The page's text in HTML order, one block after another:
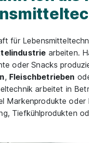
für
arbeiten.
oder Snacks
, Fleischbetrieben
arbeitet in
Markenprodukte
Tiefkühlprodukten